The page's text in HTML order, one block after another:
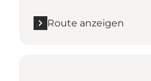
Route anzeigen